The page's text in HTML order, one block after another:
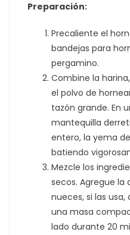
Preparación:
Precaliente el
bandejas para
pergamino.
Combine la
el polvo de
tazón grande. En
mantequilla
entero, la yema
batiendo
Mezcle los
secos. Agregue la
nueces, si las
una masa
lado durante 20